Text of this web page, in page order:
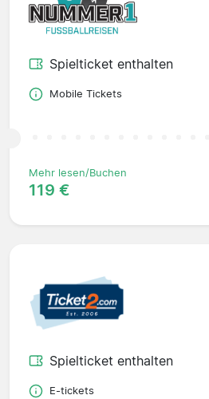
Spielticket enthalten
Mobile Tickets
Mehr lesen/Buchen
119 €
Spielticket enthalten
E-tickets